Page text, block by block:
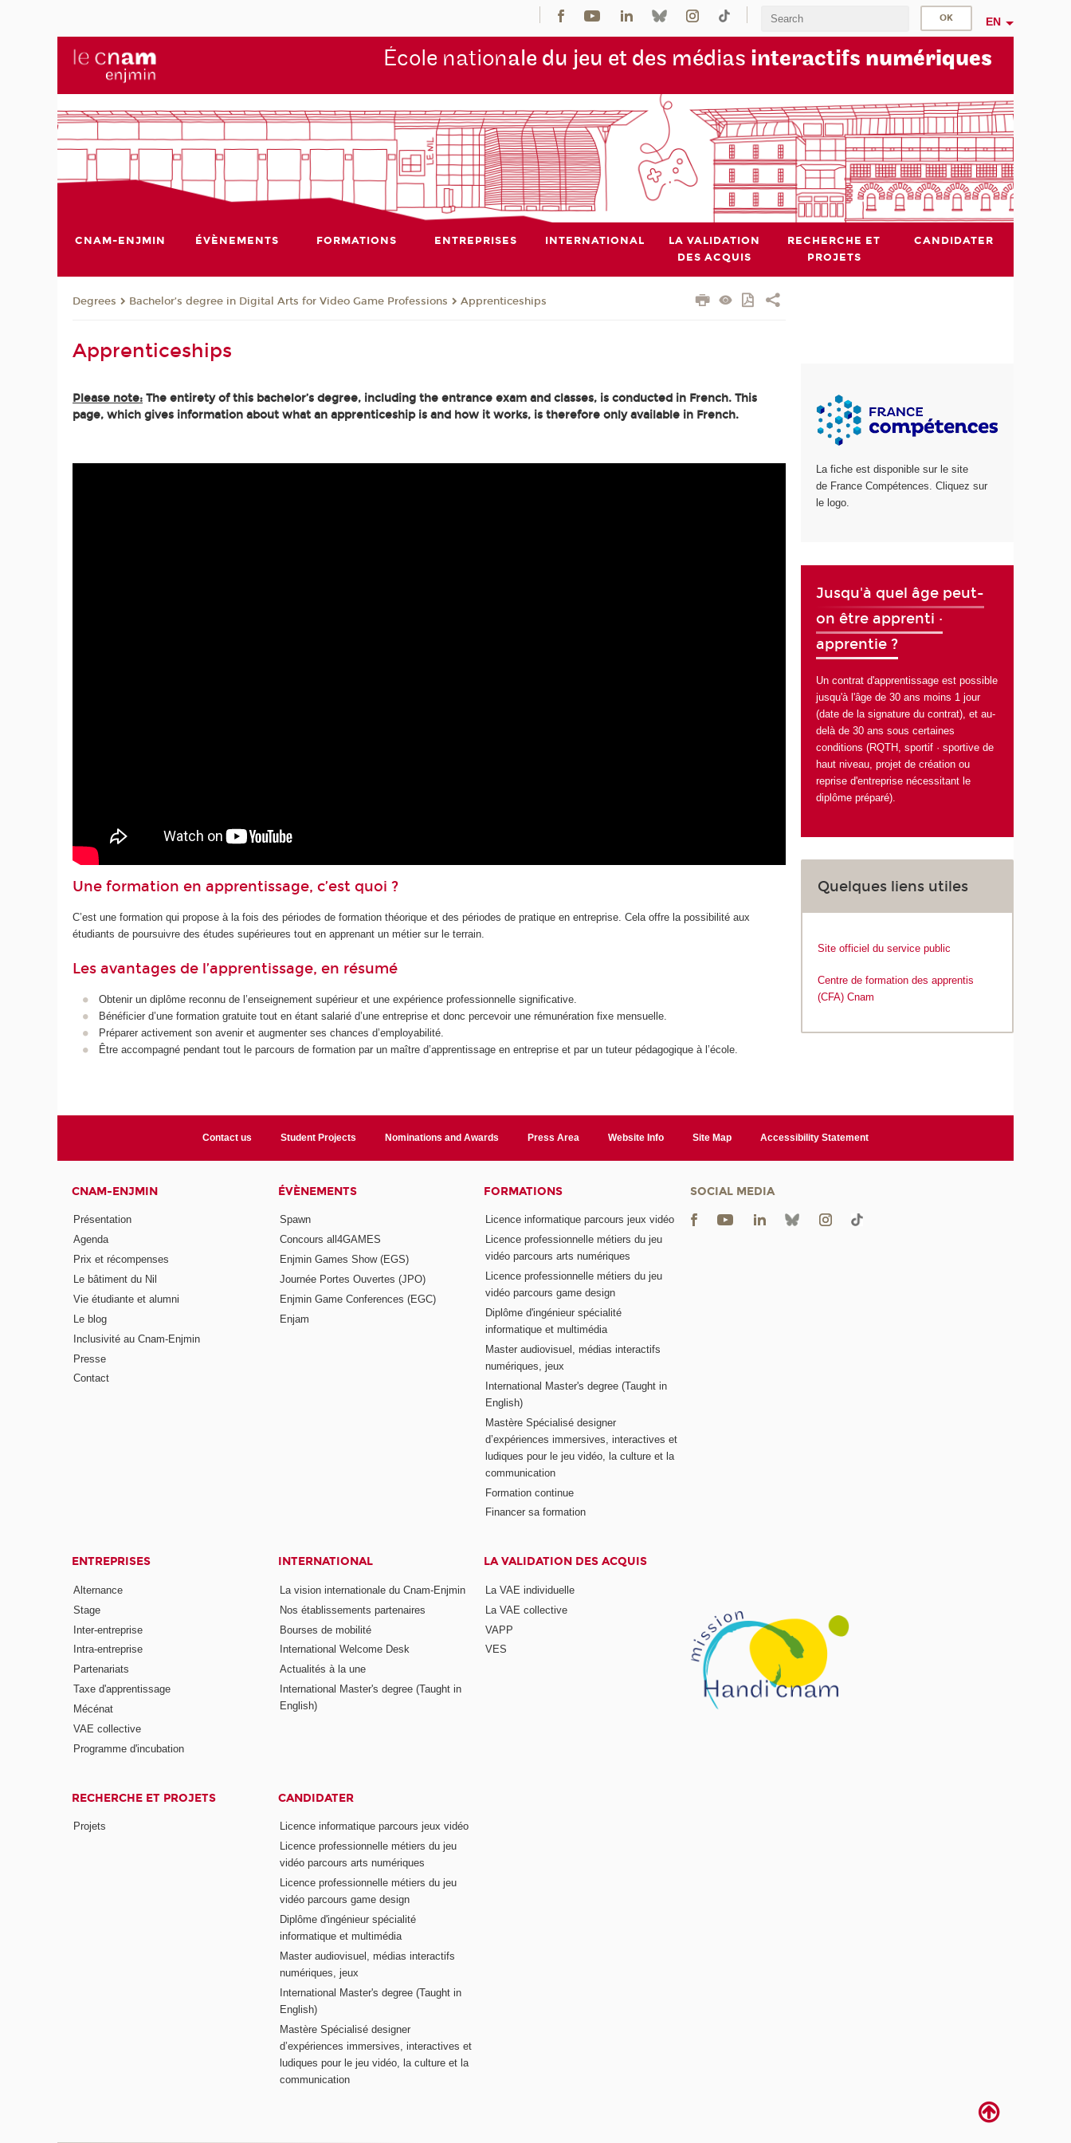
EN
École nationale du jeu et des médias interactifs numériques
CNAM-ENJMIN ÉVÈNEMENTS FORMATIONS ENTREPRISES INTERNATIONAL
LA VALIDATION
DES ACQUIS
RECHERCHE ET
PROJETS
CANDIDATER
Degrees Bachelor’s degree in Digital Arts for Video Game Professions Apprenticeships
Apprenticeships
Please note: The entirety of this bachelor’s degree, including the entrance exam and classes, is conducted in French. This
page, which gives information about what an apprenticeship is and how it works, is therefore only available in French.
Une formation en apprentissage, c’est quoi ?
C’est une formation qui propose à la fois des périodes de formation théorique et des périodes de pratique en entreprise. Cela offre la possibilité aux
étudiants de poursuivre des études supérieures tout en apprenant un métier sur le terrain.
Les avantages de l’apprentissage, en résumé
Obtenir un diplôme reconnu de l’enseignement supérieur et une expérience professionnelle significative.
Bénéficier d’une formation gratuite tout en étant salarié d’une entreprise et donc percevoir une rémunération fixe mensuelle.
Préparer activement son avenir et augmenter ses chances d’employabilité.
Être accompagné pendant tout le parcours de formation par un maître d’apprentissage en entreprise et par un tuteur pédagogique à l’école.
La fiche est disponible sur le site
de France Compétences. Cliquez sur
le logo.
Jusqu'à quel âge peut-
on être apprenti ·
apprentie ?
Un contrat d'apprentissage est possible
jusqu'à l'âge de 30 ans moins 1 jour
(date de la signature du contrat), et au-
delà de 30 ans sous certaines
conditions (RQTH, sportif · sportive de
haut niveau, projet de création ou
reprise d'entreprise nécessitant le
diplôme préparé).
Quelques liens utiles
Site officiel du service public
Centre de formation des apprentis
(CFA) Cnam
Contact us Student Projects Nominations and Awards Press Area Website Info Site Map Accessibility Statement
CNAM-ENJMIN
Présentation
Agenda
Prix et récompenses
Le bâtiment du Nil
Vie étudiante et alumni
Le blog
Inclusivité au Cnam-Enjmin
Presse
Contact
ÉVÈNEMENTS
Spawn
Concours all4GAMES
Enjmin Games Show (EGS)
Journée Portes Ouvertes (JPO)
Enjmin Game Conferences (EGC)
Enjam
FORMATIONS
Licence informatique parcours jeux vidéo
Licence professionnelle métiers du jeu
vidéo parcours arts numériques
Licence professionnelle métiers du jeu
vidéo parcours game design
Diplôme d'ingénieur spécialité
informatique et multimédia
Master audiovisuel, médias interactifs
numériques, jeux
International Master's degree (Taught in
English)
Mastère Spécialisé designer
d’expériences immersives, interactives et
ludiques pour le jeu vidéo, la culture et la
communication
Formation continue
Financer sa formation
ENTREPRISES
Alternance
Stage
Inter-entreprise
Intra-entreprise
Partenariats
Taxe d'apprentissage
Mécénat
VAE collective
Programme d'incubation
INTERNATIONAL
La vision internationale du Cnam-Enjmin
Nos établissements partenaires
Bourses de mobilité
International Welcome Desk
Actualités à la une
International Master's degree (Taught in
English)
LA VALIDATION DES ACQUIS
La VAE individuelle
La VAE collective
VAPP
VES
RECHERCHE ET PROJETS
Projets
CANDIDATER
Licence informatique parcours jeux vidéo
Licence professionnelle métiers du jeu
vidéo parcours arts numériques
Licence professionnelle métiers du jeu
vidéo parcours game design
Diplôme d'ingénieur spécialité
informatique et multimédia
Master audiovisuel, médias interactifs
numériques, jeux
International Master's degree (Taught in
English)
Mastère Spécialisé designer
d’expériences immersives, interactives et
ludiques pour le jeu vidéo, la culture et la
communication
SOCIAL MEDIA